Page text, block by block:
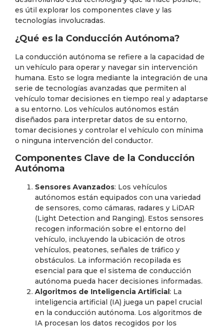
es útil explorar los componentes clave y las
tecnologías involucradas.
¿Qué es la Conducción Autónoma?
La conducción autónoma se refiere a la capacidad de
un vehículo para operar y navegar sin intervención
humana. Esto se logra mediante la integración de una
serie de tecnologías avanzadas que permiten al
vehículo tomar decisiones en tiempo real y adaptarse
a su entorno. Los vehículos autónomos están
diseñados para interpretar datos de su entorno,
tomar decisiones y controlar el vehículo con mínima
o ninguna intervención del conductor.
Componentes Clave de la Conducción
Autónoma
Sensores Avanzados: Los vehículos
autónomos están equipados con una variedad
de sensores, como cámaras, radares y LiDAR
(Light Detection and Ranging). Estos sensores
recogen información sobre el entorno del
vehículo, incluyendo la ubicación de otros
vehículos, peatones, señales de tráfico y
obstáculos. La información recopilada es
esencial para que el sistema de conducción
autónoma pueda hacer decisiones informadas.
Algoritmos de Inteligencia Artificial: La
inteligencia artificial (IA) juega un papel crucial
en la conducción autónoma. Los algoritmos de
IA procesan los datos recogidos por los